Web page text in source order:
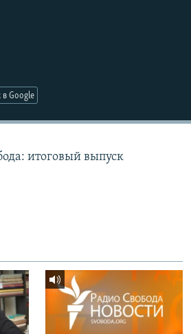
в Google
итоговый выпуск